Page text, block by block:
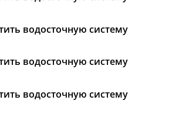
водосточную систему
водосточную систему
водосточную систему